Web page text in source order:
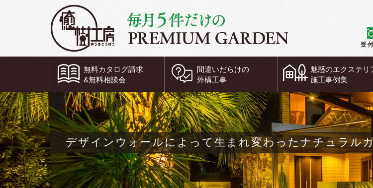
受
無料カタログ請求
&無料相談会
間違いだらけの
外構工事
魅惑のエクステリ
施工事例集
デザインウォールによって生まれ変わったナチュラル